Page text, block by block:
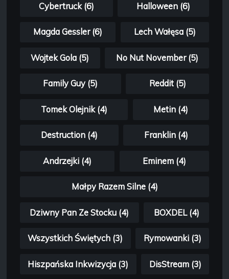
Cybertruck (6) Halloween (6)
Magda Gessler (6) Lech Wałęsa (5)
Wojtek Gola (5) No Nut November (5)
Family Guy (5) Reddit (5)
Tomek Olejnik (4) Metin (4)
Destruction (4) Franklin (4)
Andrzejki (4) Eminem (4)
Małpy Razem Silne (4)
Dziwny Pan Ze Stocku (4) BOXDEL (4)
Wszystkich Świętych (3) Rymowanki (3)
Hiszpańska Inkwizycja (3) DisStream (3)